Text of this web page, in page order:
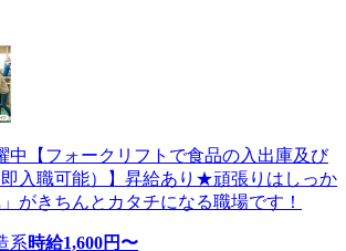
中【フォークリフトで食品の入出庫及び
入職可能）】昇給あり★頑張りはしっか
がきちんとカタチになる職場です！
系時給1,600円〜